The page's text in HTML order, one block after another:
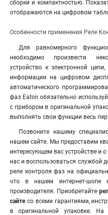
сборки и компактностью.
отображаются на цифровом
Особенности применения Реле
Для равномерного
необходимо произвести
устройство к электронной
информации на цифровом
автоматического
фаз Eaton обязательно
с прибором в оригинальной
выполнять свои функции весь
Позвоните нашему
нашем сайте. Мы предоставим
интересующем вас устройстве и
нас и воспользоваться службой
реле контроля фаз на
что в нашем интернет-шопе
производителя. Приобретайте
сайтесо всеми гарантиями,
в оригинальной упаковке.